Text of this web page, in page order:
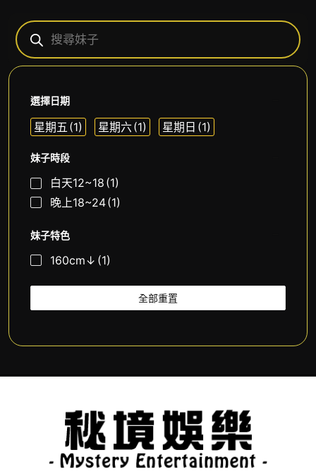
選擇日期
星期五 (1) 星期六(1) 星期日 (1)
妹子時段
白天12~18 (1)
晚上18~24(1)
妹子特色
160cm↓ (1)
全部重置